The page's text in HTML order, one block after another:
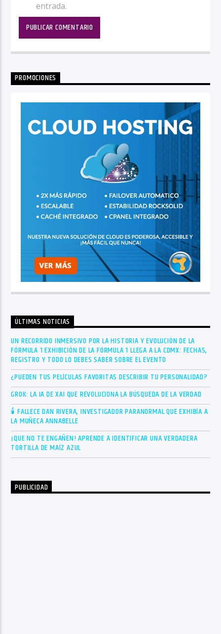
entrada.
PROMOCIONES
ÚLTIMAS NOTICIAS
UN RECORRIDO INMERSIVO POR LA HISTORIA Y EVOLUCIÓN DE LA
FÓRMULA 1 EXHIBICIÓN DE LA FÓRMULA 1 LLEGA A LA CDMX: FECHAS,
REGISTRO Y TODO LO DEBES SABER SOBRE EL EVENTO
¿PUEDEN TUS PELÍCULAS FAVORITAS DESCRIBIR TU PERSONALIDAD?
GROK: LA IA DE XAI QUE REVOLUCIONA LA BÚSQUEDA DE LA VERDAD
🕯 FALLECE DAN RIVERA, INVESTIGADOR PARANORMAL QUE EXHIBÍA A
LA MUÑECA ANNABELLE
¡QUE NO TE ENGAÑEN! APRENDE A IDENTIFICAR UNA VERDADERA
TORTILLA DE MAÍZ AZUL
PUBLICIDAD